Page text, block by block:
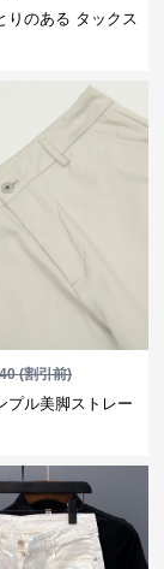
りのある タックス
(割引前)
プル美脚ストレー